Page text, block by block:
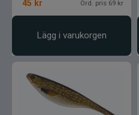
45 kr Ord. pris 69 kr
Lägg i varukorgen